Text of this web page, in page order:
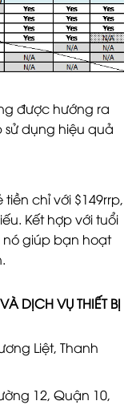
được hướng ra
dụng hiệu quả
tiền chỉ với $149rrp,
Kết hợp với tuổi
nó giúp bạn hoạt
DỊCH VỤ THIẾT BỊ
Liệt, Thanh
12, Quận 10,